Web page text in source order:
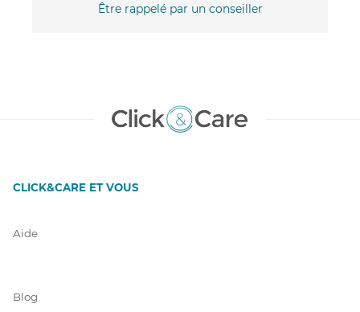
Être rappelé par un conseiller
CLICK&CARE ET VOUS
Aide
Blog